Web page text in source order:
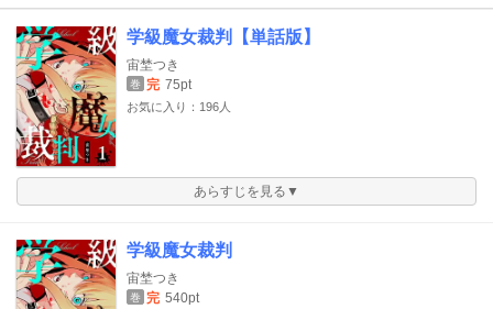
学級魔女裁判【単話版】
宙埜つき
巻 完 75pt
お気に入り：196人
あらすじを見る▼
学級魔女裁判
宙埜つき
巻 完 540pt